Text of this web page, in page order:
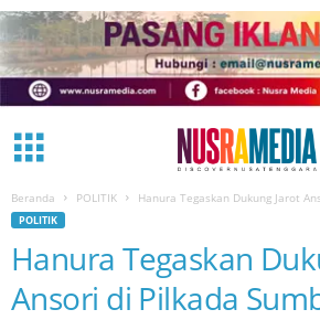
Beranda POLITIK Hanura Tegaskan Dukung Jarot
POLITIK
Hanura Tegaskan
Ansori di Pilkada